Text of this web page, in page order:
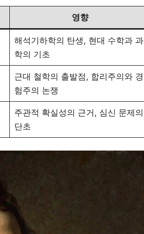
영향
해석기하학의 탄생, 현대 수학과 과
학의 기초
근대 철학의 출발점, 합리주의와 경
험주의 논쟁
주관적 확실성의 근거, 심신 문제의
단초